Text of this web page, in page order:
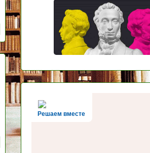
Решаем вместе